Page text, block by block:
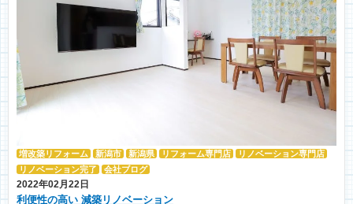
増改築リフォーム 新潟市 新潟県 リフォーム専門店
リノベーション専門店
リノベーション完了
会社ブログ
2022年02月22日
利便性の高い 減築リノベーション